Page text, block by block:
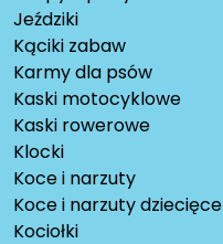
Jeździki
Kąciki zabaw
Karmy dla psów
Kaski motocyklowe
Kaski rowerowe
Klocki
Koce i narzuty
Koce i narzuty dziecięce
Kociołki